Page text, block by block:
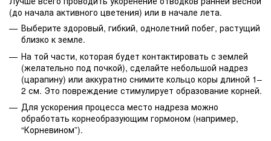
(до начала активного цветения) или в начале лета.
Выберите здоровый, гибкий, однолетний побег, растущий
близко к земле.
На той части, которая будет контактировать с землей
(желательно под почкой), сделайте небольшой надрез
(царапину) или аккуратно снимите кольцо коры длиной 1–
2 см. Это повреждение стимулирует образование корней.
Для ускорения процесса место надреза можно
обработать корнеобразующим гормоном (например,
“Корневином”).